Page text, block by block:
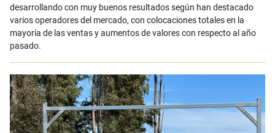
desarrollando con muy buenos resultados según han destacado
varios operadores del mercado, con colocaciones totales en la
mayoría de las ventas y aumentos de valores con respecto al año
pasado.